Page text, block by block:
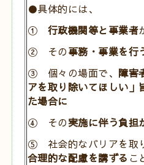
●具体的には、
① 行政機関等と事業者
② その事務・事業を行
③ 個々の場面で、 障害
アを取り除いてほしい」
た場合に
④ その実施に伴う負担
⑤ 社会的なバリアを取
合理的な配慮を講ずる こ